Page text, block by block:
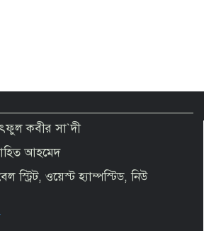
কবীর সা`দী
আহমেদ
স্ট্রিট, ওয়েস্ট হ্যাম্পস্টিড, নিউ